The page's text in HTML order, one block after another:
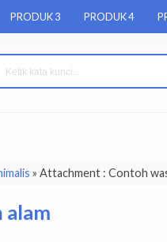
PRODUK 3 PRODUK 4
» Attachment : Contoh
alam